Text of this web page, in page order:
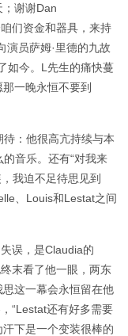
谢谢Dan
们资金和器具，来持
演员萨姆·里德的九故
如今。L先生的痛快蔓
一晚永恒不要到
：他很高亢持续与本
音乐。还有“对我来
我迫不足待思见到
、Louis和Lestat之间
误，是Claudia的
末看了他一眼，两东
这一幕会永恒留在他
“Lestat还有好多需要
下是一个变装很棒的